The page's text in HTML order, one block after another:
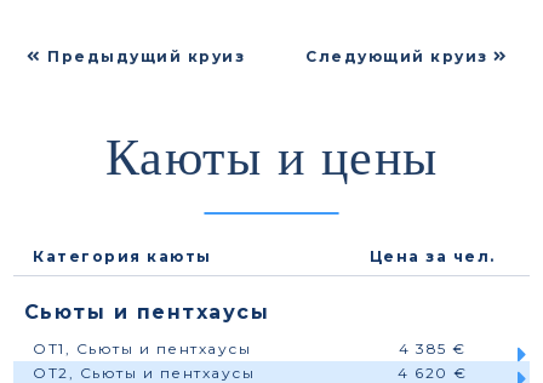
Предыдущий круиз Следующий круиз
Каюты и цены
Категория каюты Цена за чел.
Сьюты и пентхаусы
OT1, Сьюты и пентхаусы
4 385 €
OT2, Сьюты и пентхаусы
4 620 €